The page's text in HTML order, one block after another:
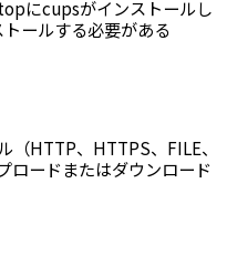
にcupsがインストールし
ールする必要がある
HTTP、HTTPS、FILE、
ロードまたはダウンロード